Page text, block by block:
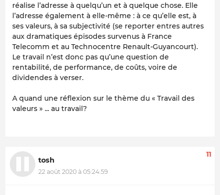
réalise l’adresse à quelqu’un et à quelque chose. Elle
l’adresse également à elle-même : à ce qu’elle est, à
ses valeurs, à sa subjectivité (se reporter entres autres
aux dramatiques épisodes survenus à France
Telecomm et au Technocentre Renault-Guyancourt).
Le travail n’est donc pas qu’une question de
rentabilité, de performance, de coûts, voire de
dividendes à verser.
A quand une réflexion sur le thème du « Travail des
valeurs » ... au travail?
tosh
22 août 2020 à 05:24:59
11